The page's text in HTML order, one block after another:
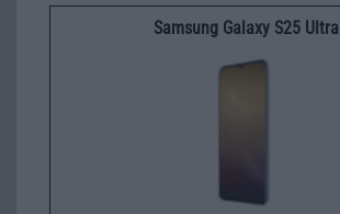
Samsung Galaxy S25 Ultra